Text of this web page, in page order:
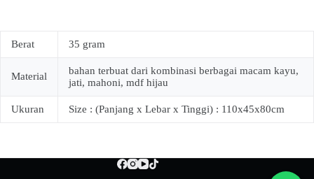
Berat 35 gram
Material
bahan terbuat dari kombinasi berbagai macam kayu,
jati, mahoni, mdf hijau
Ukuran Size : (Panjang x Lebar x Tinggi) : 110x45x80cm